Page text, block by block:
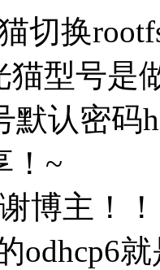
切换
猫型号是
默认密码
！~
博主！
odhcp6